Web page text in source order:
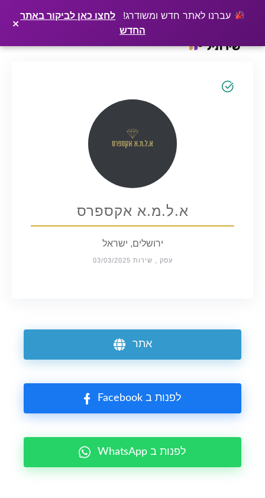
עברנו לאתר חדש ומשודרג!
לחצו כאן לביקור באתר
החדש
×
רוצים שלקוחות ימצאו אתכם בגוגל? שירתיל מפרסמת כתבה מקצועית עליכם פרסמו כתבה ←
to
א.ל.מ.א אקספרס
ירושלים, ישראל
עסק , שירות 03/03/2025
אתר
Facebook לפנות ב
WhatsApp לפנות ב